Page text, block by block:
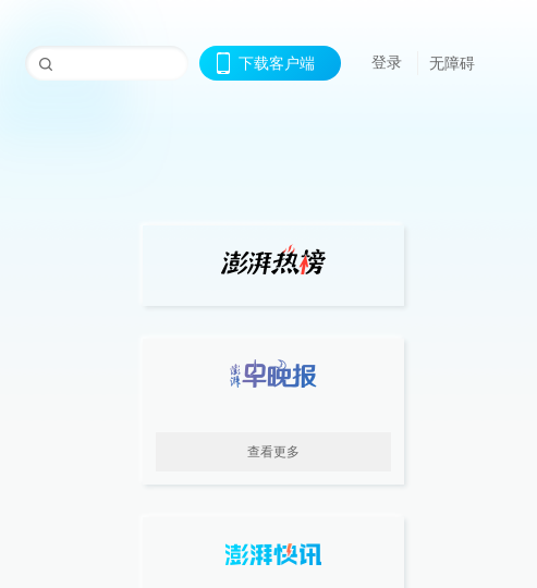
下载客户端 登录 无障碍
查看更多